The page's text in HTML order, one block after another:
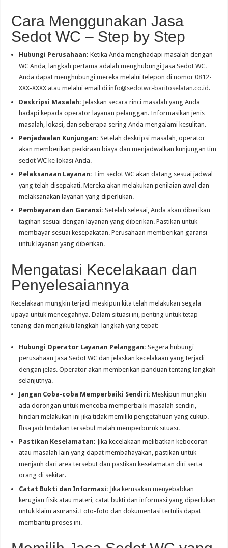
Cara Menggunakan Jasa
Sedot WC – Step by Step
Hubungi Perusahaan: Ketika Anda menghadapi masalah dengan
WC Anda, langkah pertama adalah menghubungi Jasa Sedot WC.
Anda dapat menghubungi mereka melalui telepon di nomor 0812-
XXX-XXXX atau melalui email diinfo@sedotwc-baritoselatan.co.id .
Deskripsi Masalah: Jelaskan secara rinci masalah yang Anda
hadapi kepada operator layanan pelanggan. Informasikan jenis
masalah, lokasi, dan seberapa sering Anda mengalami kesulitan.
Penjadwalan Kunjungan: Setelah deskripsi masalah, operator
akan memberikan perkiraan biaya dan menjadwalkan kunjungan tim
sedot WC ke lokasi Anda.
Pelaksanaan Layanan: Tim sedot WC akan datang sesuai jadwal
yang telah disepakati. Mereka akan melakukan penilaian awal dan
melaksanakan layanan yang diperlukan.
Pembayaran dan Garansi: Setelah selesai, Anda akan diberikan
tagihan sesuai dengan layanan yang diberikan. Pastikan untuk
membayar sesuai kesepakatan. Perusahaan memberikan garansi
untuk layanan yang diberikan.
Mengatasi Kecelakaan dan
Penyelesaiannya
Kecelakaan mungkin terjadi meskipun kita telah melakukan segala
upaya untuk mencegahnya. Dalam situasi ini, penting untuk tetap
tenang dan mengikuti langkah-langkah yang tepat:
Hubungi Operator Layanan Pelanggan: Segera hubungi
perusahaan Jasa Sedot WC dan jelaskan kecelakaan yang terjadi
dengan jelas. Operator akan memberikan panduan tentang langkah
selanjutnya.
Jangan Coba-coba Memperbaiki Sendiri: Meskipun mungkin
ada dorongan untuk mencoba memperbaiki masalah sendiri,
hindari melakukan ini jika tidak memiliki pengetahuan yang cukup.
Bisa jadi tindakan tersebut malah memperburuk situasi.
Pastikan Keselamatan: Jika kecelakaan melibatkan kebocoran
atau masalah lain yang dapat membahayakan, pastikan untuk
menjauh dari area tersebut dan pastikan keselamatan diri serta
orang di sekitar.
Catat Bukti dan Informasi: Jika kerusakan menyebabkan
kerugian fisik atau materi, catat bukti dan informasi yang diperlukan
untuk klaim asuransi. Foto-foto dan dokumentasi tertulis dapat
membantu proses ini.